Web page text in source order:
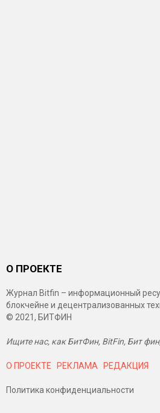
О ПРОЕКТЕ
Журнал Bitfin – информационный
блокчейне и децентрализованных
© 2021, БИТФИН
Ищите нас, как БитФин, BitFin, Бит
О ПРОЕКТЕ РЕКЛАМА РЕДАКЦИЯ
Политика конфиденциальности